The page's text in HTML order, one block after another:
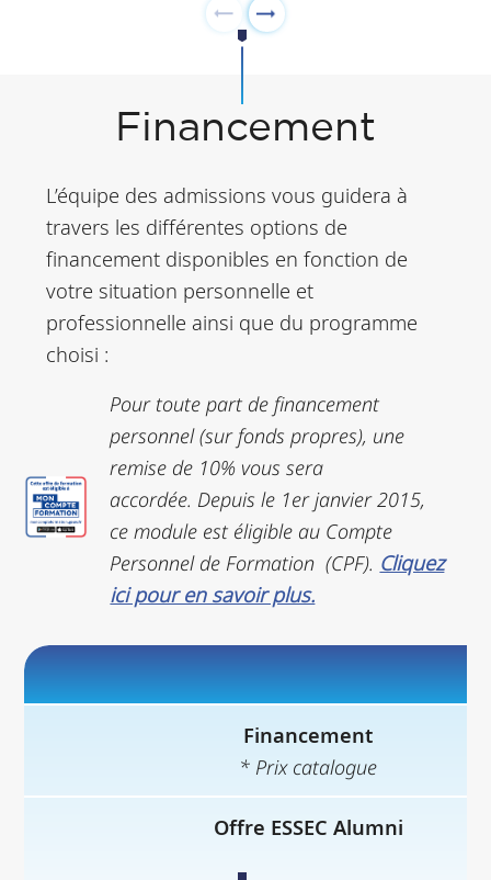
Financement
L’équipe des admissions vous guidera à
travers les différentes options de
financement disponibles en fonction de
votre situation personnelle et
professionnelle ainsi que du programme
choisi :
Pour toute part de financement
personnel (sur fonds propres), une
remise de 10% vous sera
accordée. Depuis le 1er janvier 2015,
ce module est éligible au Compte
Personnel de Formation (CPF). Cliquez
ici pour en savoir plus.
Financement
* Prix catalogue
Offre ESSEC Alumni